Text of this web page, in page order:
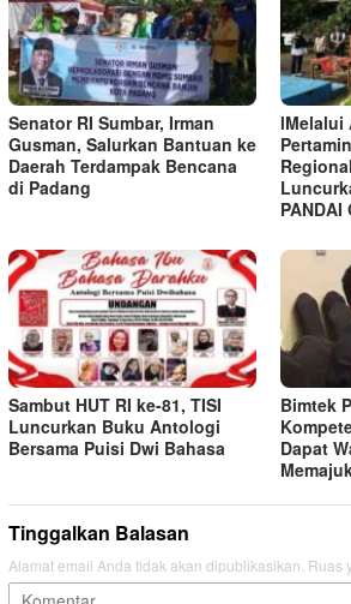
Senator RI Sumbar, Irman
Gusman, Salurkan Bantuan ke
Daerah Terdampak Bencana
di Padang
lMelalui
Sambut HUT RI ke-81, TISI
Luncurkan Buku Antologi
Bersama Puisi Dwi Bahasa
Bimtek
Dapat
Tinggalkan Balasan
Alamat email Anda tidak akan dipublikasikan. Ruas